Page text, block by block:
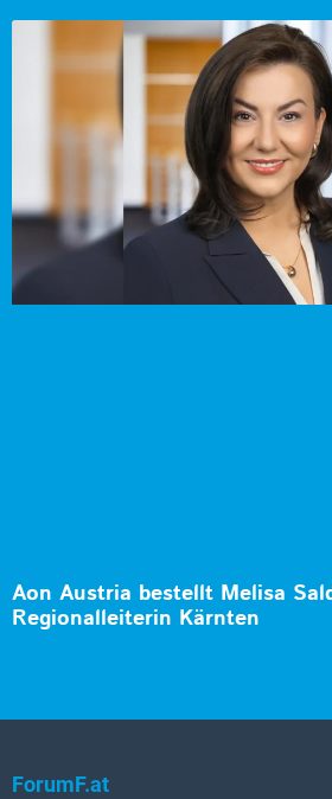
Aon Austria bestellt Melisa
Regionalleiterin Kärnten
ForumF.at